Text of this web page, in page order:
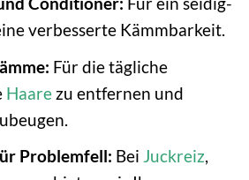
verbesserte Kämmbarkeit.
Für die tägliche
Haare zu entfernen und
Problemfell: Bei Juckreiz,